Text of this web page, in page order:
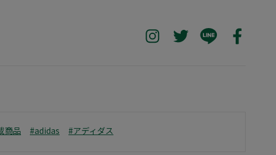
商品 #adidas #アディダス